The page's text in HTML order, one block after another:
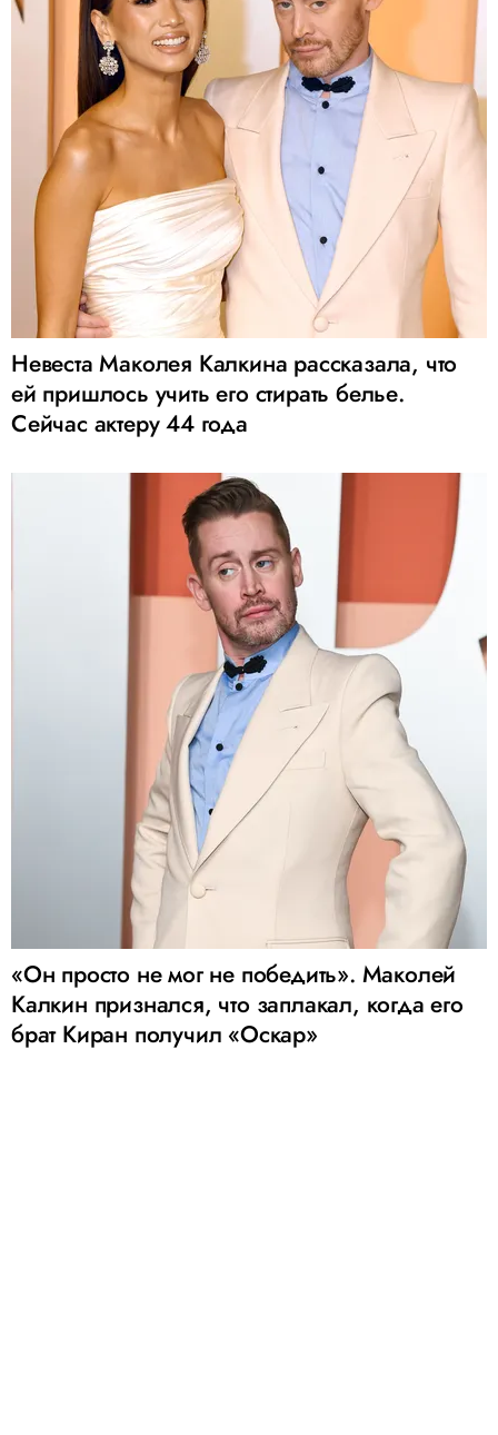
Невеста Маколея Калкина рассказала, что
ей пришлось учить его стирать белье.
Сейчас актеру 44 года
«Он просто не мог не победить». Маколей
Калкин признался, что заплакал, когда его
брат Киран получил «Оскар»